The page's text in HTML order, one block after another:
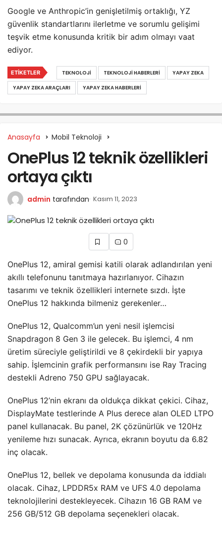
Google ve Anthropic’in genişletilmiş ortaklığı, YZ
güvenlik standartlarını ilerletme ve sorumlu gelişimi
teşvik etme konusunda kritik bir adım olmayı vaat
ediyor.
ETIKETLER TEKNOLOJI TEKNOLOJI HABERLERI
YAPAY ZEKA
YAPAY ZEKA ARAÇLARI
YAPAY ZEKA HABERLERI
Anasayfa Mobil Teknoloji
OnePlus 12 teknik özellikleri
ortaya çıktı
admin tarafından Kasım 11, 2023
0
OnePlus 12, amiral gemisi katili olarak adlandırılan yeni
akıllı telefonunu tanıtmaya hazırlanıyor. Cihazın
tasarımı ve teknik özellikleri internete sızdı. İşte
OnePlus 12 hakkında bilmeniz gerekenler…
OnePlus 12, Qualcomm’un yeni nesil işlemcisi
Snapdragon 8 Gen 3 ile gelecek. Bu işlemci, 4 nm
üretim süreciyle geliştirildi ve 8 çekirdekli bir yapıya
sahip. İşlemcinin grafik performansını ise Ray Tracing
destekli Adreno 750 GPU sağlayacak.
OnePlus 12’nin ekranı da oldukça dikkat çekici. Cihaz,
DisplayMate testlerinde A Plus derece alan OLED LTPO
panel kullanacak. Bu panel, 2K çözünürlük ve 120Hz
yenileme hızı sunacak. Ayrıca, ekranın boyutu da 6.82
inç olacak.
OnePlus 12, bellek ve depolama konusunda da iddialı
olacak. Cihaz, LPDDR5x RAM ve UFS 4.0 depolama
teknolojilerini destekleyecek. Cihazın 16 GB RAM ve
256 GB/512 GB depolama seçenekleri olacak.